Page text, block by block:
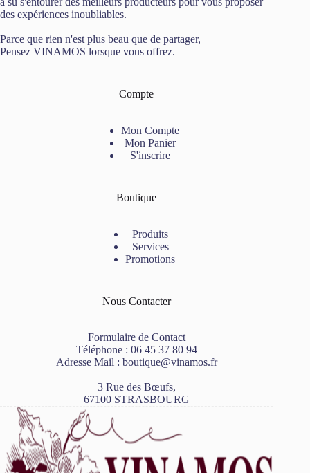
des expériences inoubliables.
Parce que rien n'est plus beau que de partager,
Pensez VINAMOS lorsque vous offrez.
Compte
Mon Compte
Mon Panier
S'inscrire
Boutique
Produits
Services
Promotions
Nous Contacter
Formulaire de Contact
Téléphone : 06 45 37 80 94
Adresse Mail : boutique@vinamos.fr
3 Rue des Bœufs,
67100 STRASBOURG